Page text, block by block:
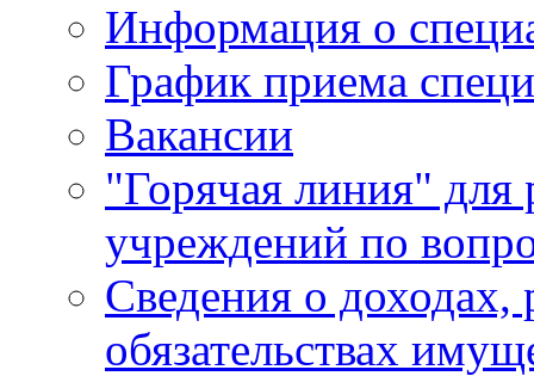
Информация о
График приема
Вакансии
"Горячая линия"
учреждений по
Сведения о доходах,
обязательствах